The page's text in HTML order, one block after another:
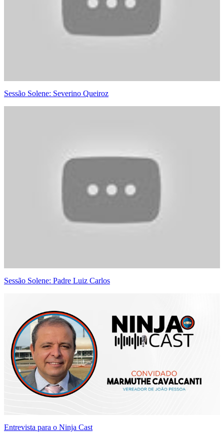
Sessão Solene: Severino Queiroz
Sessão Solene: Padre Luiz Carlos
Entrevista para o Ninja Cast